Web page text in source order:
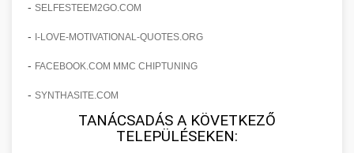
költségvetését gépi tanulással és
automatizálással.
aikampany.hu
🍞 20. Ipari Dagasztógép
Professzionális ipari dagasztógépek és
tésztakeverő gépek pékségek és kereskedelmi
megbízható teljesítményhez.
chef-iparikonyhagepek.hu
🔪 21. Ipari Szeletelőgép
Ipari hús- és sajtszeletelő gépek professzionális
élelmiszer-előkészítéshez. Precíziós vágás
állítható vastagság beállítással.
📦 22. Vákuumozó Gép
- SELFESTEEM2GO.COM
- I-LOVE-MOTIVATIONAL-QUOTES.ORG
- FACEBOOK.COM MMC CHIPTUNING
- SYNTHASITE.COM
TANÁCSADÁS A KÖVETKEZŐ
TELEPÜLÉSEKEN: